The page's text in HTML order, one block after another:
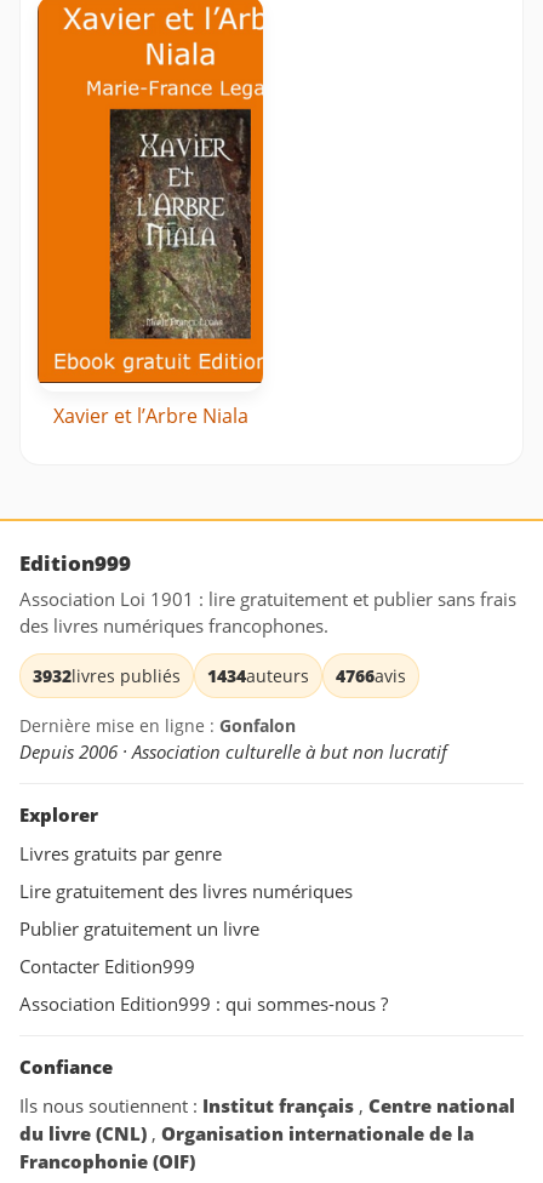
Xavier et l’Arbre Niala
Edition999
Association Loi 1901 : lire gratuitement et publier sans frais
des livres numériques francophones.
3932livres publiés 1434auteurs 4766avis
Dernière mise en ligne : Gonfalon
Depuis 2006 · Association culturelle à but non lucratif
Explorer
Livres gratuits par genre
Lire gratuitement des livres numériques
Publier gratuitement un livre
Contacter Edition999
Association Edition999 : qui sommes-nous ?
Confiance
Ils nous soutiennent : Institut français , Centre national
du livre (CNL) , Organisation internationale de la
Francophonie (OIF)